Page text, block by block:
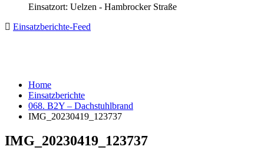
Einsatzort: Uelzen - Hambrocker Straße
Einsatzberichte-Feed
Home
Einsatzberichte
068. B2Y – Dachstuhlbrand
IMG_20230419_123737
IMG_20230419_123737